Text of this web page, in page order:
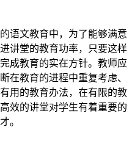
语文教育中，为了能够满意
讲堂的教育功率，只要这样
成教育的实在方针。教师应
在教育的进程中重复考虑、
用的教育办法，在有限的教
效的讲堂对学生有着重要的
。